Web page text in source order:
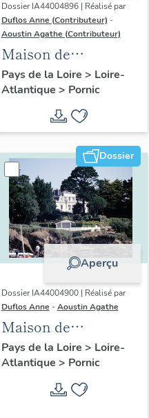
Dossier IA44004896 | Réalisé par
Duflos Anne (Contributeur) -
Aoustin Agathe (Contributeur)
Maison de
villégiature
balnéaire dite Ty
Mano, 8 rue Léon-
Lenoir
Pays de la Loire > Loire-
Atlantique > Pornic
Dossier
Aperçu
Dossier IA44004900 | Réalisé par
Duflos Anne -Aoustin Agathe
Maison de
villégiature
balnéaire dite Ker
Colo, 19 avenue de la
Pays de la Loire > Loire-
Atlantique > Pornic